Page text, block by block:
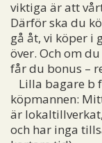
viktiga är att
Därför ska du
gå åt, vi köper i
över. Och om
får du bonus –
Lilla bagare b
köpmannen:
är
och har inga